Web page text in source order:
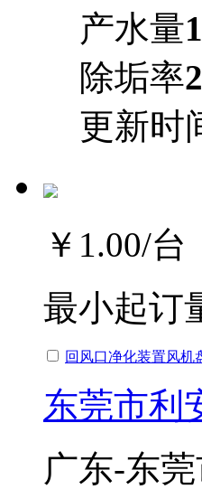
产水量
除垢率
更新时
￥1.00/台
最小起订
回风口净化装置风机
东莞市利
广东-东